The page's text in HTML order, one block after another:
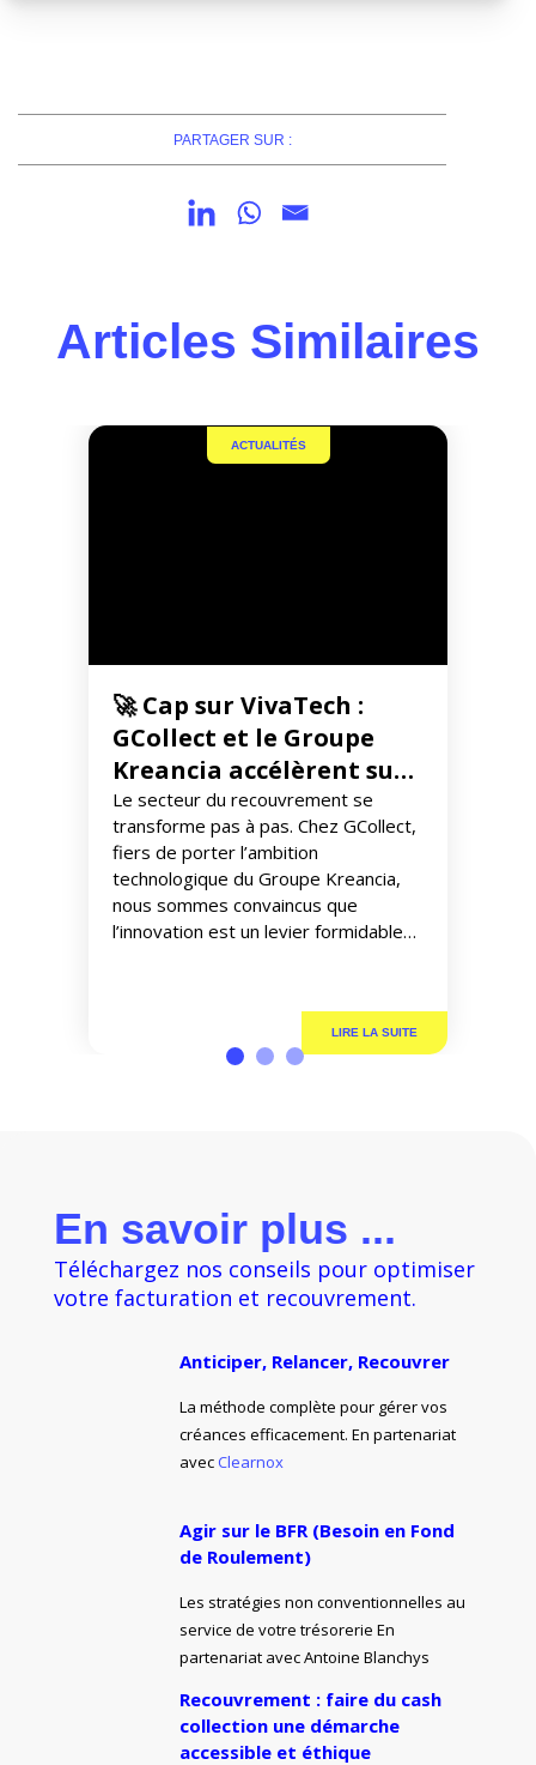
PARTAGER SUR :
Articles Similaires
ACTUALITÉS
🚀 Cap sur VivaTech :
GCollect et le Groupe
Kreancia accélèrent sur
l’innovation
Le secteur du recouvrement se
transforme pas à pas. Chez GCollect,
fiers de porter l’ambition
technologique du Groupe Kreancia,
nous sommes convaincus que
l’innovation est un levier formidable
de rester à la pointe pour optimiser
nos flux se concrétise cette semaine.
Frank Hennion, notre Directeur […]
En savoir plus ...
Téléchargez nos conseils pour optimiser
votre facturation et recouvrement.
Anticiper, Relancer, Recouvrer
La méthode complète pour gérer vos
créances efficacement. En partenariat
avecClearnox
Agir sur le BFR (Besoin en Fond
de Roulement)
Les stratégies non conventionnelles au
service de votre trésorerie En
partenariat avec Antoine Blanchys
Recouvrement : faire du cash
collection une démarche
accessible et éthique